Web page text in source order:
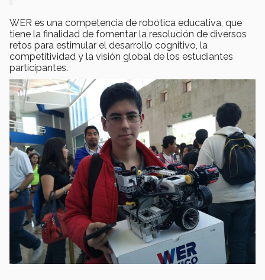
WER es una competencia de robótica educativa, que
tiene la finalidad de fomentar la resolución de diversos
retos para estimular el desarrollo cognitivo, la
competitividad y la visión global de los estudiantes
participantes.